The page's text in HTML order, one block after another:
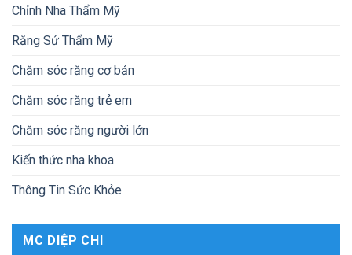
Chỉnh Nha Thẩm Mỹ
Răng Sứ Thẩm Mỹ
Chăm sóc răng cơ bản
Chăm sóc răng trẻ em
Chăm sóc răng người lớn
Kiến thức nha khoa
Thông Tin Sức Khỏe
MC DIỆP CHI